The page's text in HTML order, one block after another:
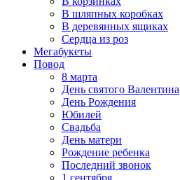
В шляпных коробках
В деревянных ящиках
Сердца из роз
Мегабукеты
Повод
8 марта
День святого Валентина
День Рождения
Юбилей
Свадьба
День матери
Рождение ребенка
Последний звонок